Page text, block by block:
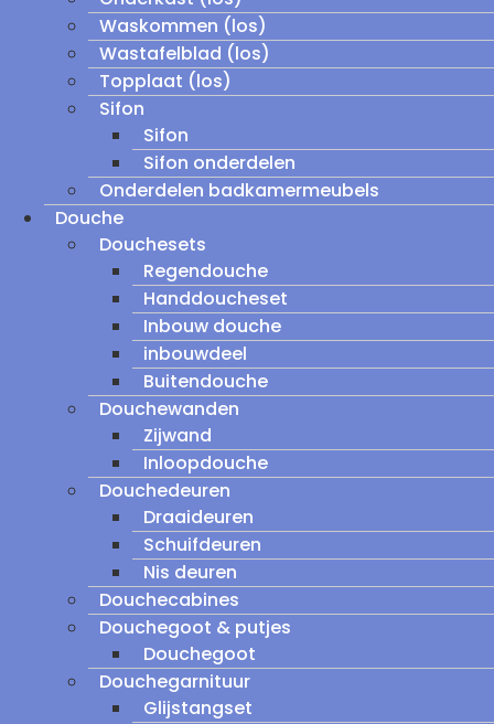
Waskommen (los)
Wastafelblad (los)
Topplaat (los)
Sifon
Sifon
Sifon onderdelen
Onderdelen badkamermeubels
Douche
Douchesets
Regendouche
Handdoucheset
Inbouw douche
inbouwdeel
Buitendouche
Douchewanden
Zijwand
Inloopdouche
Douchedeuren
Draaideuren
Schuifdeuren
Nis deuren
Douchecabines
Douchegoot & putjes
Douchegoot
Douchegarnituur
Glijstangset